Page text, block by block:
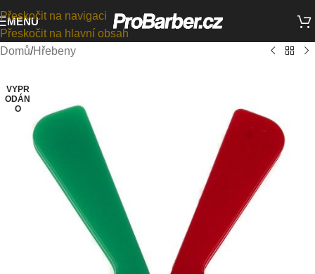
Přeskočit na navigaci
Přeskočit na hlavní obsah
MENU
Domů/Hřebeny
VYPR
ODÁN
O